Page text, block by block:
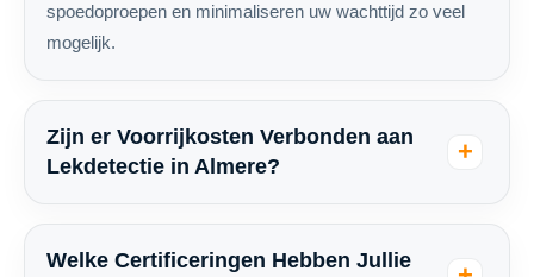
spoedoproepen en minimaliseren uw wachttijd zo veel
mogelijk.
Zijn er Voorrijkosten Verbonden aan
Lekdetectie in Almere?
Welke Certificeringen Hebben Jullie